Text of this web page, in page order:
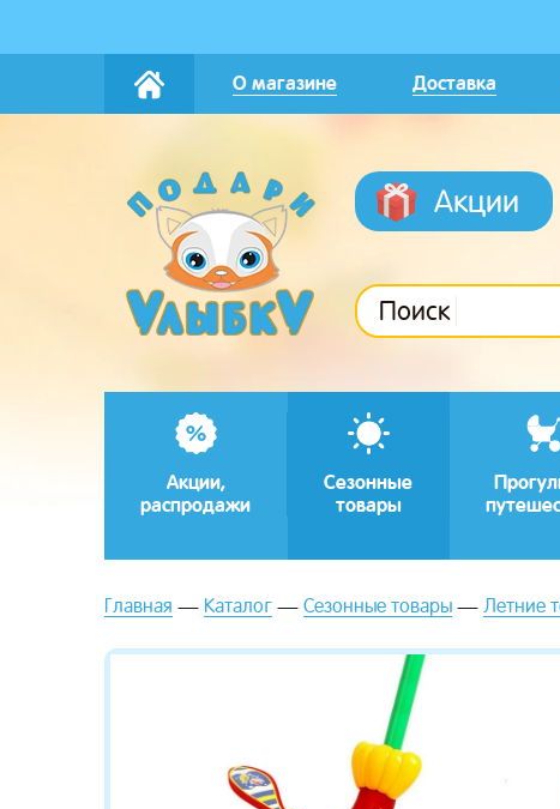
О магазине Доставка
Акции
Поиск
Акции,
распродажи
Сезонные
товары
Главная Каталог Сезонные товары Летние